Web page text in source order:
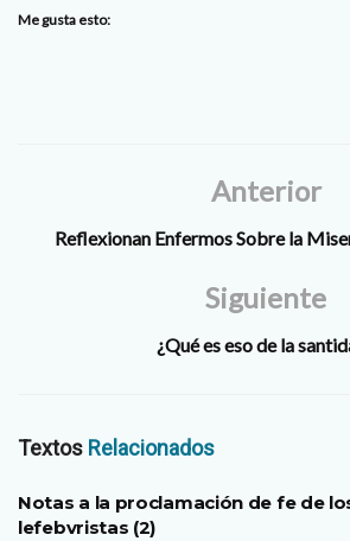
Me gusta esto:
Anterior
Reflexionan Enfermos Sobre la
Siguiente
¿Qué es eso de la
Textos Relacionados
Notas a la proclamación de fe de
lefebvristas (2)